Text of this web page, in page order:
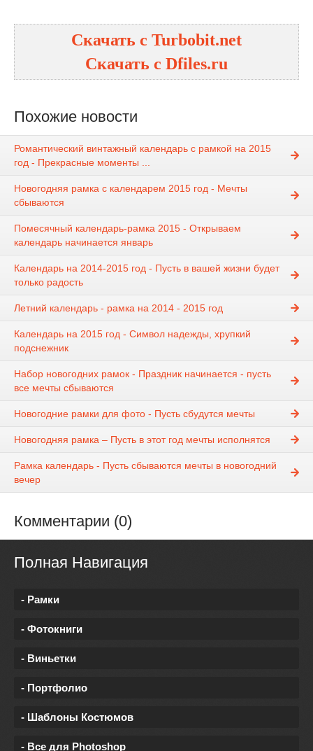
Скачать с Turbobit.net
Скачать с Dfiles.ru
Похожие новости
Романтический винтажный календарь с рамкой на 2015
год - Прекрасные моменты ...
Новогодняя рамка с календарем 2015 год - Мечты
сбываются
Помесячный календарь-рамка 2015 - Открываем
календарь начинается январь
Календарь на 2014-2015 год - Пусть в вашей жизни будет
только радость
Летний календарь - рамка на 2014 - 2015 год
Календарь на 2015 год - Символ надежды, хрупкий
подснежник
Набор новогодних рамок - Праздник начинается - пусть
все мечты сбываются
Новогодние рамки для фото - Пусть сбудутся мечты
Новогодняя рамка – Пусть в этот год мечты исполнятся
Рамка календарь - Пусть сбываются мечты в новогодний
вечер
Комментарии (0)
Полная Навигация
- Рамки
- Фотокниги
- Виньетки
- Портфолио
- Шаблоны Костюмов
- Все для Photoshop